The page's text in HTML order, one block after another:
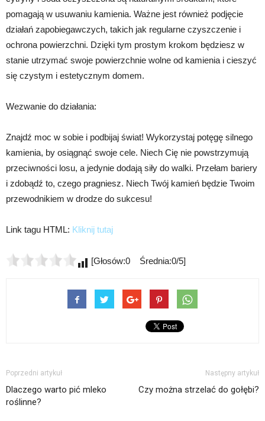
pomagają w usuwaniu kamienia. Ważne jest również podjęcie
działań zapobiegawczych, takich jak regularne czyszczenie i
ochrona powierzchni. Dzięki tym prostym krokom będziesz w
stanie utrzymać swoje powierzchnie wolne od kamienia i cieszyć
się czystym i estetycznym domem.
Wezwanie do działania:
Znajdź moc w sobie i podbijaj świat! Wykorzystaj potęgę silnego
kamienia, by osiągnąć swoje cele. Niech Cię nie powstrzymują
przeciwności losu, a jedynie dodają siły do walki. Przełam bariery
i zdobądź to, czego pragniesz. Niech Twój kamień będzie Twoim
przewodnikiem w drodze do sukcesu!
Link tagu HTML: Kliknij tutaj
[Głosów:0 Średnia:0/5]
Poprzedni artykuł
Dlaczego warto pić mleko
roślinne?
Następny artykuł
Czy można strzelać do gołębi?